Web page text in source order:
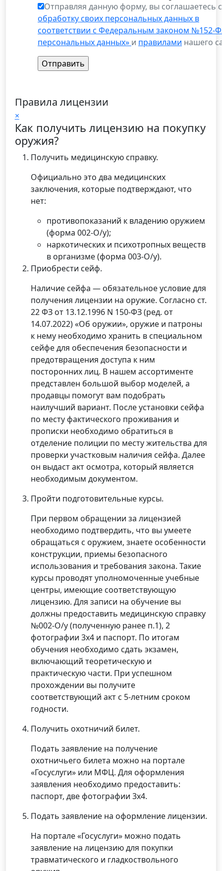
Отправляя данную форму, вы соглашаетесь
обработку своих персональных данных в
соответствии с Федеральным законом №152-
персональных данных» и правилами нашего
Правила лицензии
×
Как получить лицензию на покупку
оружия?
Получить медицинскую справку.
Официально это два медицинских
заключения, которые подтверждают, что
нет:
противопоказаний к владению оружием
(форма 002-О/у);
наркотических и психотропных веществ
в организме (форма 003-О/у).
Приобрести сейф.
Наличие сейфа — обязательное условие для
получения лицензии на оружие. Согласно ст.
22 ФЗ от 13.12.1996 N 150-ФЗ (ред. от
14.07.2022) «Об оружии», оружие и патроны
к нему необходимо хранить в специальном
сейфе для обеспечения безопасности и
предотвращения доступа к ним
посторонних лиц. В нашем ассортименте
представлен большой выбор моделей, а
продавцы помогут вам подобрать
наилучший вариант. После установки сейфа
по месту фактического проживания и
прописки необходимо обратиться в
отделение полиции по месту жительства для
проверки участковым наличия сейфа. Далее
он выдаст акт осмотра, который является
необходимым документом.
Пройти подготовительные курсы.
При первом обращении за лицензией
необходимо подтвердить, что вы умеете
обращаться с оружием, знаете особенности
конструкции, приемы безопасного
использования и требования закона. Такие
курсы проводят уполномоченные учебные
центры, имеющие соответствующую
лицензию. Для записи на обучение вы
должны предоставить медицинскую справку
№002-О/у (полученную ранее п.1), 2
фотографии 3х4 и паспорт. По итогам
обучения необходимо сдать экзамен,
включающий теоретическую и
практическую части. При успешном
прохождении вы получите
соответствующий акт с 5-летним сроком
годности.
Получить охотничий билет.
Подать заявление на получение
охотничьего билета можно на портале
«Госуслуги» или МФЦ. Для оформления
заявления необходимо предоставить:
паспорт, две фотографии 3х4.
Подать заявление на оформление лицензии.
На портале «Госуслуги» можно подать
заявление на лицензию для покупки
травматического и гладкоствольного